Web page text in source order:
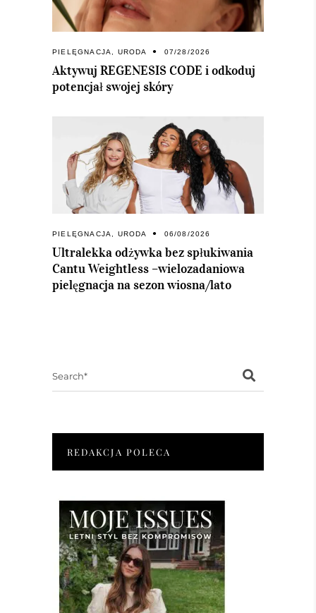
PIELĘGNACJA, URODA 07/28/2026
Aktywuj REGENESIS CODE i odkoduj
potencjał swojej skóry
PIELĘGNACJA URODA 06/08/2026
Ultralekka odżywka bez spłukiwania
Cantu Weightless –wielozadaniowa
pielęgnacja na sezon wiosna/lato
REDAKCJA POLECA